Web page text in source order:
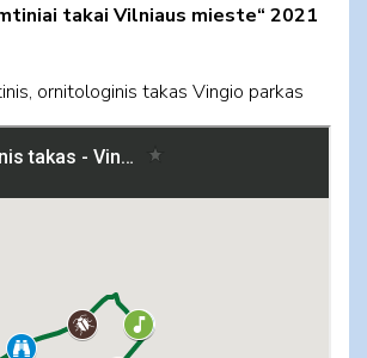
takai Vilniaus mieste“ 2021
ornitologinis takas Vingio parkas